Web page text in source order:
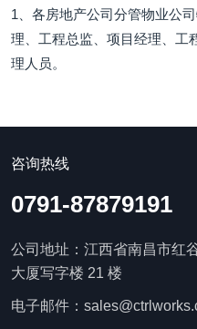
1、各房地产公司分管物业公
理、工程总监、项目经理、工
理人员。
咨询热线
0791-87879191
公司地址：江西省南昌市红
大厦写字楼 21 楼
电子邮件：